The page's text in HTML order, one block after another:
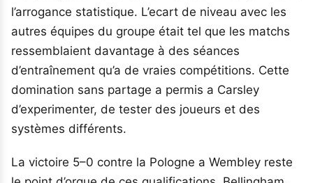
l’arrogance statistique. L’ecart de niveau avec les
autres équipes du groupe était tel que les matchs
ressemblaient davantage à des séances
d’entraînement qu’a de vraies compétitions. Cette
domination sans partage a permis a Carsley
d’experimenter, de tester des joueurs et des
systèmes différents.
La victoire 5–0 contre la Pologne a Wembley reste